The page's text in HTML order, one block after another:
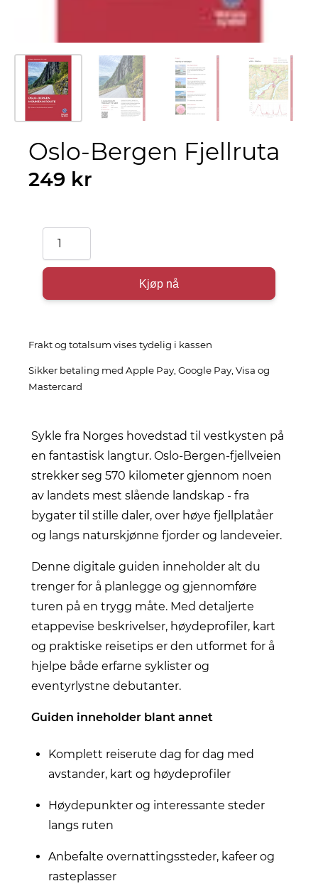
Oslo-Bergen Fjellruta
249 kr
Oslo–
Bergen
Mountain
Kjøp nå
Frakt og totalsum vises tydelig i kassen
Sikker betaling med Apple Pay, Google Pay, Visa og
Mastercard
Sykle fra Norges hovedstad til vestkysten på
en fantastisk langtur. Oslo-Bergen-fjellveien
strekker seg 570 kilometer gjennom noen
av landets mest slående landskap - fra
bygater til stille daler, over høye fjellplatåer
og langs naturskjønne fjorder og landeveier.
Denne digitale guiden inneholder alt du
trenger for å planlegge og gjennomføre
turen på en trygg måte. Med detaljerte
etappevise beskrivelser, høydeprofiler, kart
og praktiske reisetips er den utformet for å
hjelpe både erfarne syklister og
eventyrlystne debutanter.
Guiden inneholder blant annet
Komplett reiserute dag for dag med
avstander, kart og høydeprofiler
Høydepunkter og interessante steder
langs ruten
Anbefalte overnattingssteder, kafeer og
rasteplasser